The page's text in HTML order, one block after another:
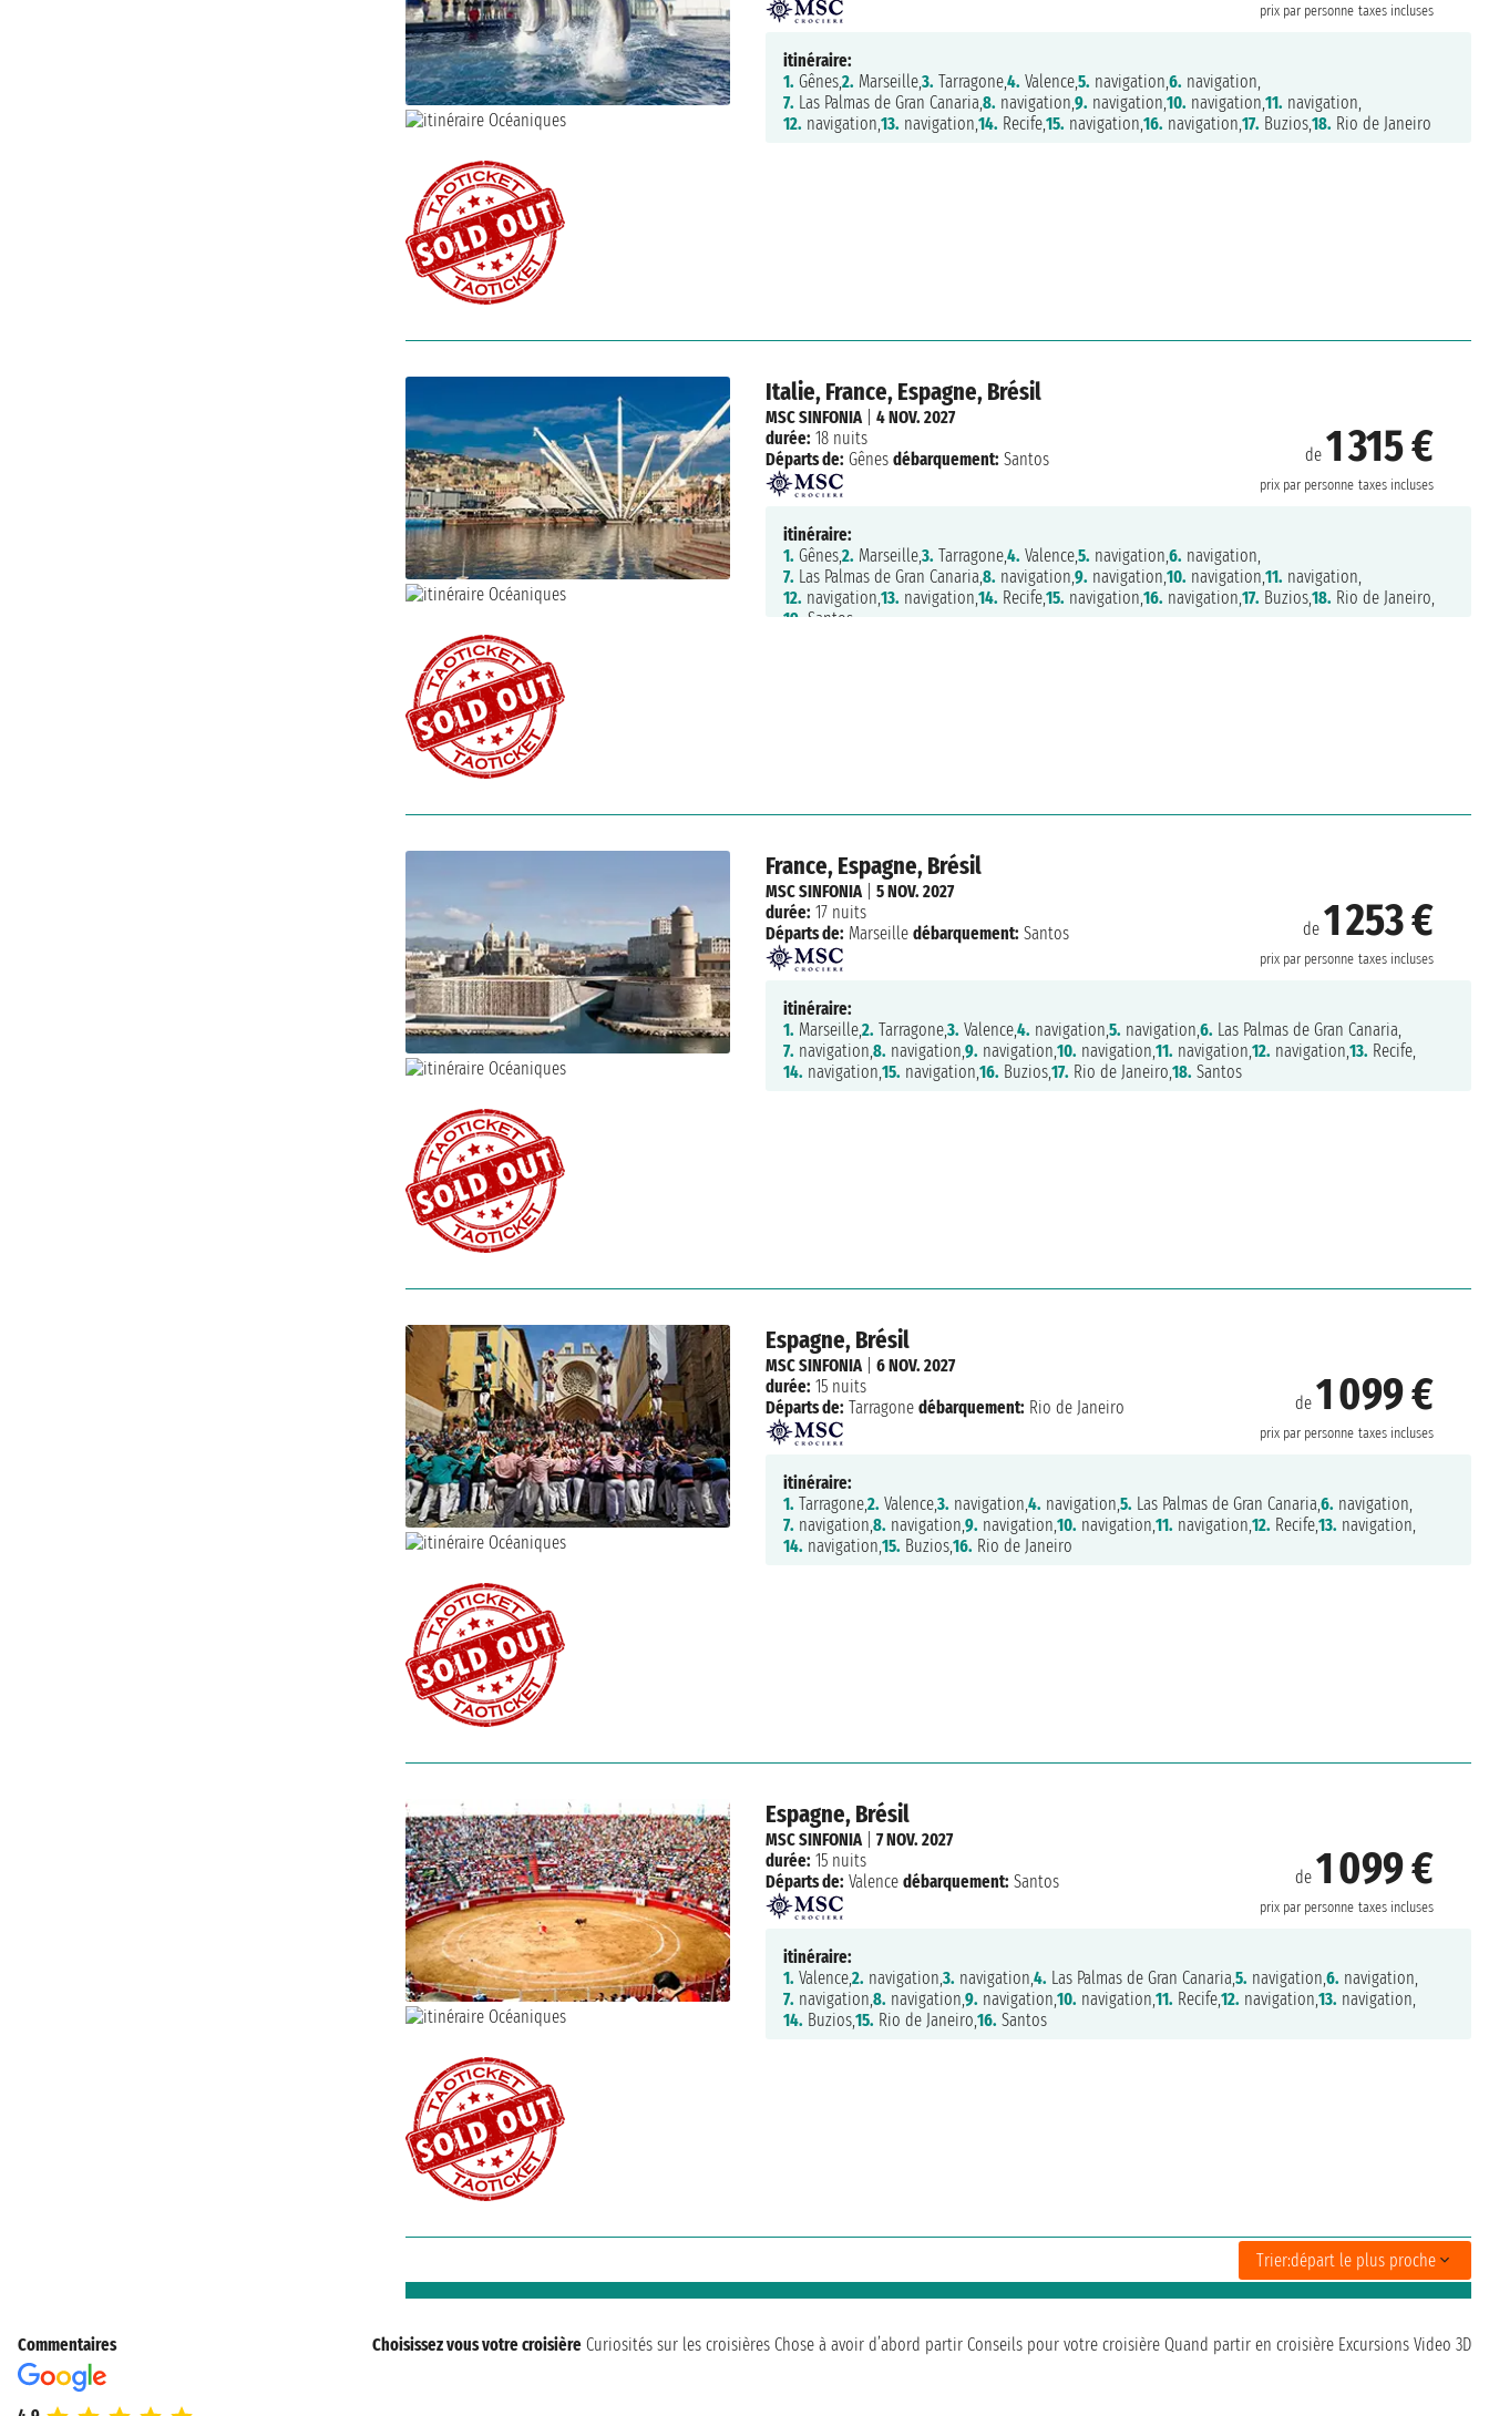
prix par personne taxes incluses
itinéraire:
1. Gênes,2. Marseille,3. Tarragone,4. Valence,5. navigation,6. navigation,
7. Las Palmas de Gran Canaria,8. navigation,9. navigation,10. navigation,11. navigation,
12. navigation,13. navigation,14. Recife,15. navigation,16. navigation,17. Buzios,18. Rio de Janeiro
Italie, France, Espagne, Brésil
de 1 315 €
prix par personne taxes incluses
MSC SINFONIA| 4 NOV. 2027
durée: 18 nuits
Départs de: Gênes débarquement: Santos
itinéraire:
1. Gênes,2. Marseille,3. Tarragone,4. Valence,5. navigation,6. navigation,
7. Las Palmas de Gran Canaria,8. navigation,9. navigation,10. navigation,11. navigation,
12. navigation,13. navigation,14. Recife,15. navigation,16. navigation,17. Buzios,18. Rio de Janeiro,
19. Santos
France, Espagne, Brésil
de 1 253 €
prix par personne taxes incluses
MSC SINFONIA| 5 NOV. 2027
durée: 17 nuits
Départs de: Marseille débarquement: Santos
itinéraire:
1. Marseille,2. Tarragone,3. Valence,4. navigation,5. navigation,6. Las Palmas de Gran Canaria,
7. navigation,8. navigation,9. navigation,10. navigation,11. navigation,12. navigation,13. Recife,
14. navigation,15. navigation,16. Buzios,17. Rio de Janeiro,18. Santos
Espagne, Brésil
de 1 099 €
prix par personne taxes incluses
MSC SINFONIA| 6 NOV. 2027
durée: 15 nuits
Départs de: Tarragone débarquement: Rio de Janeiro
itinéraire:
1. Tarragone,2. Valence,3. navigation,4. navigation,5. Las Palmas de Gran Canaria,6. navigation,
7. navigation,8. navigation,9. navigation,10. navigation,11. navigation,12. Recife,13. navigation,
14. navigation,15. Buzios,16. Rio de Janeiro
Espagne, Brésil
de 1 099 €
prix par personne taxes incluses
MSC SINFONIA| 7 NOV. 2027
durée: 15 nuits
Départs de: Valence débarquement: Santos
itinéraire:
1. Valence,2. navigation,3. navigation,4. Las Palmas de Gran Canaria,5. navigation,6. navigation,
7. navigation,8. navigation,9. navigation,10. navigation,11. Recife,12. navigation,13. navigation,
14. Buzios,15. Rio de Janeiro,16. Santos
Trier:départ le plus proche
Commentaires Choisissez vous votre croisière Curiosités sur les croisières Chose à avoir d’abord partir Conseils pour votre croisière Quand partir en croisière Excursions Video 3D